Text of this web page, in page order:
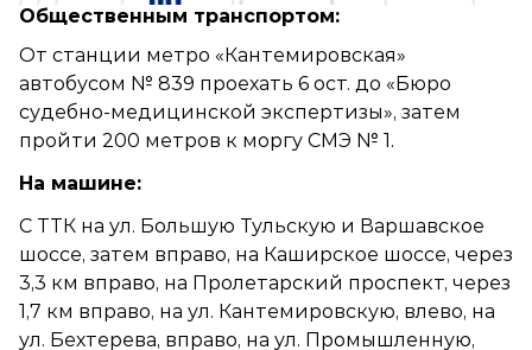
Общественным транспортом:
От станции метро «Кантемировская»
автобусом № 839 проехать 6 ост. до «Бюро
судебно-медицинской экспертизы», затем
пройти 200 метров к моргу СМЭ № 1.
На машине:
С ТТК на ул. Большую Тульскую и Варшавское
шоссе, затем вправо, на Каширское шоссе, через
3,3 км вправо, на Пролетарский проспект, через
1,7 км вправо, на ул. Кантемировскую, влево, на
ул. Бехтерева, вправо, на ул. Промышленную,